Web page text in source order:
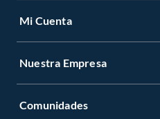
Mi Cuenta
Nuestra Empresa
Comunidades